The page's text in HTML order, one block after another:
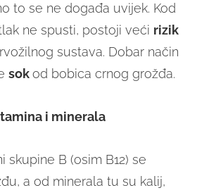
to se ne događa uvijek. Kod
ne spusti, postoji veći rizik
sustava. Dobar način
sokod bobica crnog grožđa.
i minerala
skupine B (osim B12) se
a od minerala tu su kalij,